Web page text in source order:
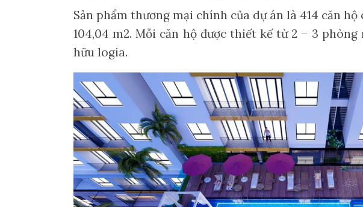
Sản phẩm thương mại chính của dự án là 414 căn hộ
104,04 m2. Mỗi căn hộ được thiết kế từ 2 – 3 phòng
hữu logia.